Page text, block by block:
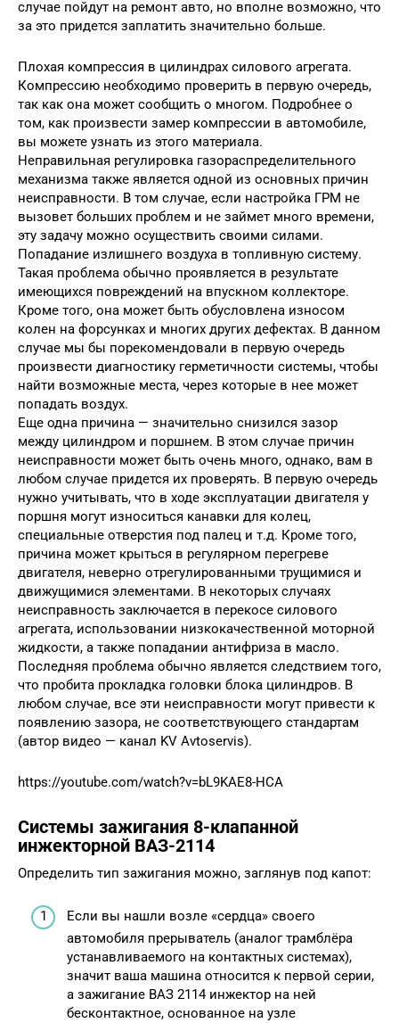
случае пойдут на ремонт авто, но вполне возможно, что
за это придется заплатить значительно больше.
Плохая компрессия в цилиндрах силового агрегата.
Компрессию необходимо проверить в первую очередь,
так как она может сообщить о многом. Подробнее о
том, как произвести замер компрессии в автомобиле,
вы можете узнать из этого материала.
Неправильная регулировка газораспределительного
механизма также является одной из основных причин
неисправности. В том случае, если настройка ГРМ не
вызовет больших проблем и не займет много времени,
эту задачу можно осуществить своими силами.
Попадание излишнего воздуха в топливную систему.
Такая проблема обычно проявляется в результате
имеющихся повреждений на впускном коллекторе.
Кроме того, она может быть обусловлена износом
колен на форсунках и многих других дефектах. В данном
случае мы бы порекомендовали в первую очередь
произвести диагностику герметичности системы, чтобы
найти возможные места, через которые в нее может
попадать воздух.
Еще одна причина — значительно снизился зазор
между цилиндром и поршнем. В этом случае причин
неисправности может быть очень много, однако, вам в
любом случае придется их проверять. В первую очередь
нужно учитывать, что в ходе эксплуатации двигателя у
поршня могут износиться канавки для колец,
специальные отверстия под палец и т.д. Кроме того,
причина может крыться в регулярном перегреве
двигателя, неверно отрегулированными трущимися и
движущимися элементами. В некоторых случаях
неисправность заключается в перекосе силового
агрегата, использовании низкокачественной моторной
жидкости, а также попадании антифриза в масло.
Последняя проблема обычно является следствием того,
что пробита прокладка головки блока цилиндров. В
любом случае, все эти неисправности могут привести к
появлению зазора, не соответствующего стандартам
(автор видео — канал KV Avtoservis).
https://youtube.com/watch?v=bL9KAE8-HCA
Системы зажигания 8-клапанной
инжекторной ВАЗ-2114
Определить тип зажигания можно, заглянув под капот:
Если вы нашли возле «сердца» своего
автомобиля прерыватель (аналог трамблёра
устанавливаемого на контактных системах),
значит ваша машина относится к первой серии,
а зажигание ВАЗ 2114 инжектор на ней
бесконтактное, основанное на узле